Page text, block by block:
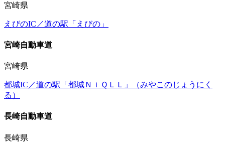
宮崎県
えびのIC／道の駅「えびの」
宮崎自動車道
宮崎県
都城IC／道の駅「都城ＮｉＱＬＬ」（みやこのじょうにく
る）
長崎自動車道
長崎県